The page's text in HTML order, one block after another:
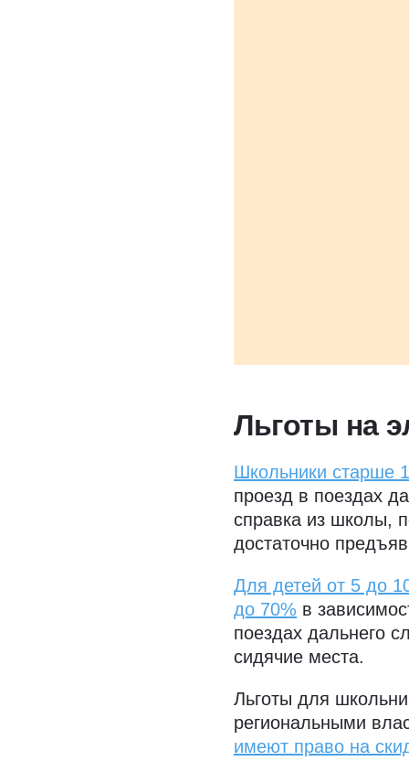
Льготы на
Школьники старше
проезд в поездах
справка из школы,
достаточно
Для детей от 5 до
до 70% в
поездах дальнего
сидячие места.
Льготы для
региональными
имеют право на